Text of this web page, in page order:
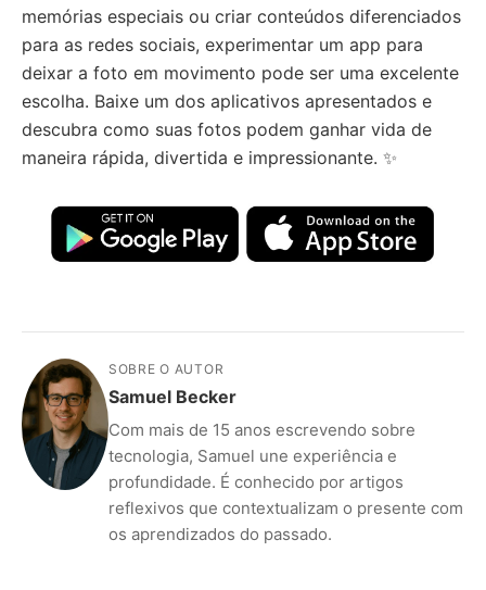
memórias especiais ou criar conteúdos diferenciados
para as redes sociais, experimentar um app para
deixar a foto em movimento pode ser uma excelente
escolha. Baixe um dos aplicativos apresentados e
descubra como suas fotos podem ganhar vida de
maneira rápida, divertida e impressionante. ✨
SOBRE O AUTOR
Samuel Becker
Com mais de 15 anos escrevendo sobre
tecnologia, Samuel une experiência e
profundidade. É conhecido por artigos
reflexivos que contextualizam o presente com
os aprendizados do passado.